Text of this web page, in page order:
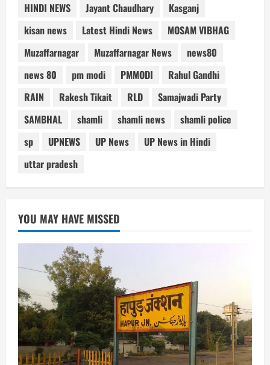
HINDI NEWS
Jayant Chaudhary
Kasganj
kisan news
Latest Hindi News
MOSAM VIBHAG
Muzaffarnagar
Muzaffarnagar News
news80
news 80
pm modi PMMODI
Rahul Gandhi
RAIN
Rakesh Tikait RLD
Samajwadi Party
SAMBHAL
shamli shamli news
shamli police
sp
UPNEWS UP News
UP News in Hindi
uttar pradesh
YOU MAY HAVE MISSED